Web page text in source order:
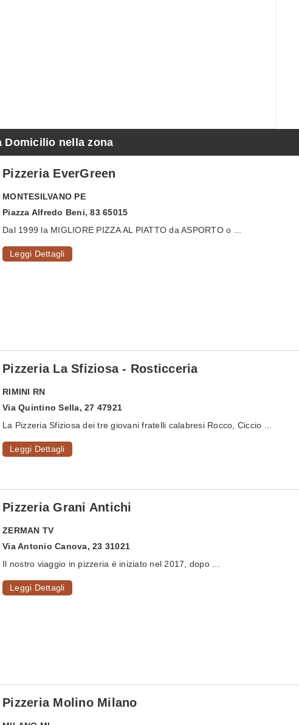
Domicilio nella zona
Pizzeria EverGreen
MONTESILVANO PE
Piazza Alfredo Beni, 83 65015
Dal 1999 la MIGLIORE PIZZA AL PIATTO da ASPORTO o ...
Leggi Dettagli
Pizzeria La Sfiziosa - Rosticceria
RIMINI RN
Via Quintino Sella, 27 47921
La Pizzeria Sfiziosa dei tre giovani fratelli calabresi Rocco, Ciccio ...
Leggi Dettagli
Pizzeria Grani Antichi
ZERMAN TV
Via Antonio Canova, 23 31021
Il nostro viaggio in pizzeria è iniziato nel 2017, dopo ...
Leggi Dettagli
Pizzeria Molino Milano